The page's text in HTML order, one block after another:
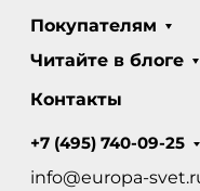
Покупателям
Читайте в блоге
Контакты
+7 (495) 740-09-25
info@europa-